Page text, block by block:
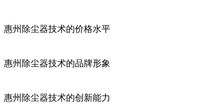
惠州除尘器技术的价格水平
惠州除尘器技术的品牌形象
惠州除尘器技术的创新能力